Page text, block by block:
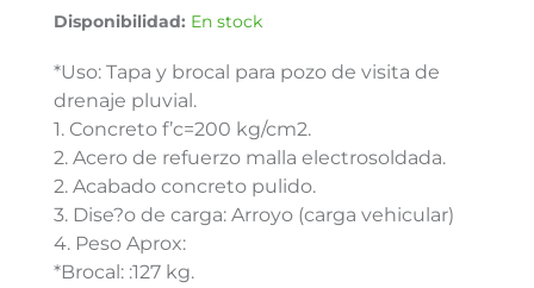
Disponibilidad: En stock
*Uso: Tapa y brocal para pozo de visita de
drenaje pluvial.
1. Concreto f’c=200 kg/cm2.
2. Acero de refuerzo malla electrosoldada.
2. Acabado concreto pulido.
3. Dise?o de carga: Arroyo (carga vehicular)
4. Peso Aprox:
*Brocal: :127 kg.